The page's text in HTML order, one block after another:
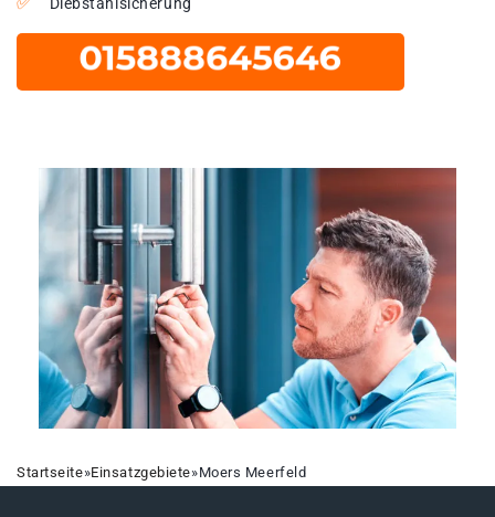
Startseite»Einsatzgebiete»Moers Meerfeld